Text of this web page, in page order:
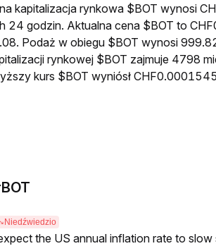
kapitalizacja rynkowa $BOT wynosi
24 godzin. Aktualna cena $BOT to
Podaż w obiegu $BOT wynosi
rynkowej $BOT zajmuje 4798
kurs $BOT wyniósł
Niedźwiedzio
the US annual inflation rate to slow